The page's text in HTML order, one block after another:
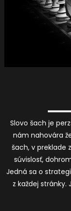
Slovo šach je
nám nahovára
šach, v preklade
súvislosť,
Jedná sa o
z každej